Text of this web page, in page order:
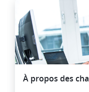
À propos des